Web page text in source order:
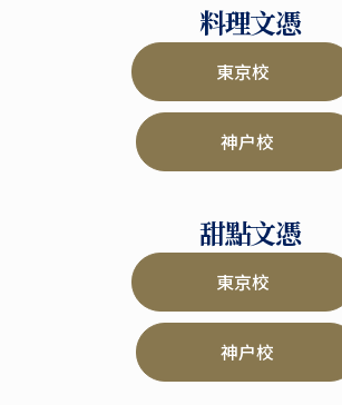
料理文憑
東京校
神户校
甜點文憑
東京校
神户校